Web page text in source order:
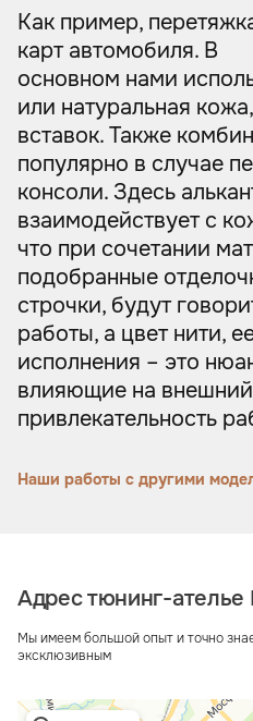
Как пример,
карт автомобиля. В
основном нами
или натуральная
вставок. Также
популярно в случае
консоли. Здесь
взаимодействует с
что при сочетании
подобранные
строчки, будут
работы, а цвет нити,
исполнения – это
влияющие на
привлекательность
Наши работы с другими
Адрес тюнинг-ателье
Мы имеем большой опыт и точно
эксклюзивным